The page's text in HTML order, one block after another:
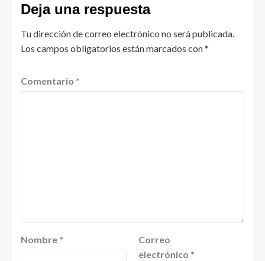
Deja una respuesta
Tu dirección de correo electrónico no será publicada.
Los campos obligatorios están marcados con*
Comentario *
Nombre *
Correo
electrónico *